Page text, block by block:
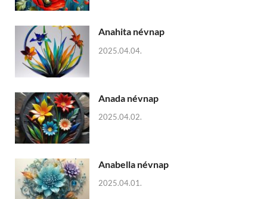
Anahita névnap
2025.04.04.
Anada névnap
2025.04.02.
Anabella névnap
2025.04.01.